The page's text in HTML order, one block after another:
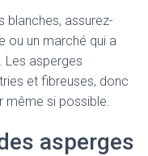
blanches, assurez-
ou un marché qui a
Les asperges
et fibreuses, donc
même si possible.
asperges